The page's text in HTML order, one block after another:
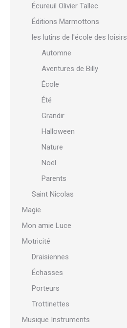
Écureuil Olivier Tallec
Éditions Marmottons
les lutins de l'école des loisirs
Automne
Aventures de Billy
École
Été
Grandir
Halloween
Nature
Noël
Parents
Saint Nicolas
Magie
Mon amie Luce
Motricité
Draisiennes
Échasses
Porteurs
Trottinettes
Musique Instruments